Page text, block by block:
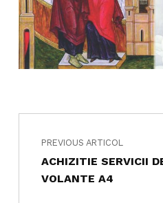
Skip back to main navigation
Navigare în articole
PREVIOUS ARTICOL
ACHIZITIE SERVICII
VOLANTE A4